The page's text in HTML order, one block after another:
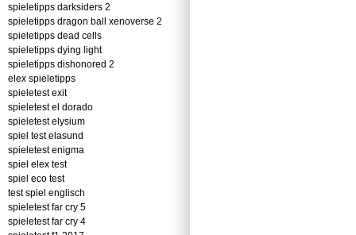
spieletipps darksiders 2
spieletipps dragon ball xenoverse 2
spieletipps dead cells
spieletipps dying light
spieletipps dishonored 2
elex spieletipps
spieletest exit
spieletest el dorado
spieletest elysium
spiel test elasund
spieletest enigma
spiel elex test
spiel eco test
test spiel englisch
spieletest far cry 5
spieletest far cry 4